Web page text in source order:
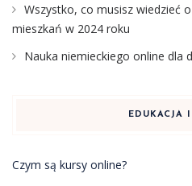
Wszystko, co musisz wiedzieć
mieszkań w 2024 roku
Nauka niemieckiego online dla
EDUKACJA
Czym są kursy online?